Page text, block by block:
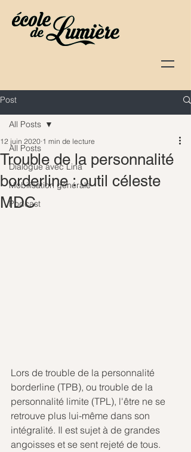
Post
All Posts
Dialogue avec Lina
Mobilisation générale
Podcast
All Posts
Trouble de la personnalité
borderline : outil céleste
MDC
12 juin 2020 1 min de lecture
Lors de trouble de la personnalité
borderline (TPB), ou trouble de la
personnalité limite (TPL), l'être ne se
retrouve plus lui-même dans son
intégralité. Il est sujet à de grandes
angoisses et se sent rejeté de tous.